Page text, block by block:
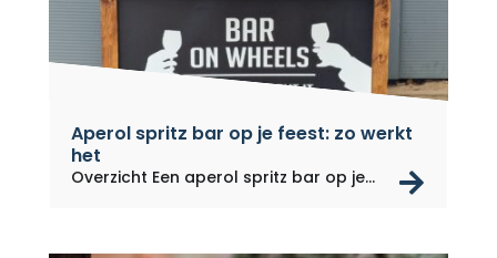
Aperol spritz bar op je feest: zo werkt
het
Overzicht Een aperol spritz bar op je...